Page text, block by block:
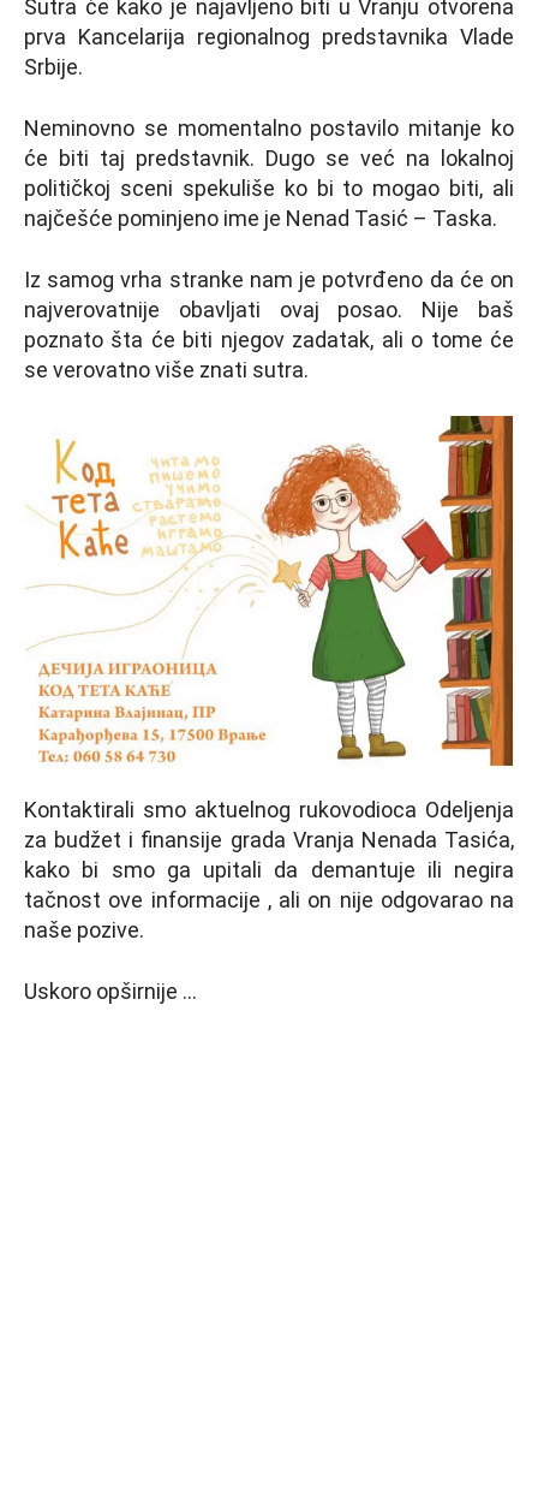
Sutra će kako je najavljeno biti u Vranju otvorena
prva Kancelarija regionalnog predstavnika Vlade
Srbije.
Neminovno se momentalno postavilo mitanje ko
će biti taj predstavnik. Dugo se već na lokalnoj
političkoj sceni spekuliše ko bi to mogao biti, ali
najčešće pominjeno ime je Nenad Tasić – Taska.
Iz samog vrha stranke nam je potvrđeno da će on
najverovatnije obavljati ovaj posao. Nije baš
poznato šta će biti njegov zadatak, ali o tome će
se verovatno više znati sutra.
Kontaktirali smo aktuelnog rukovodioca Odeljenja
za budžet i finansije grada Vranja Nenada Tasića,
kako bi smo ga upitali da demantuje ili negira
tačnost ove informacije , ali on nije odgovarao na
naše pozive.
Uskoro opširnije …